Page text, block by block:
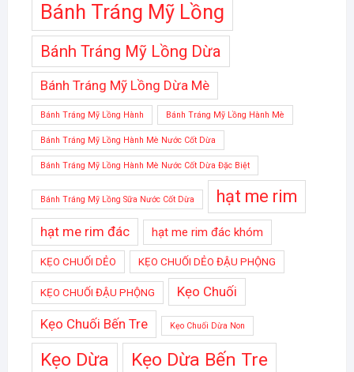
Bánh Tráng Mỹ Lồng
Bánh Tráng Mỹ Lồng Dừa
Bánh Tráng Mỹ Lồng Dừa Mè
Bánh Tráng Mỹ Lồng Hành Bánh Tráng Mỹ Lồng Hành Mè
Bánh Tráng Mỹ Lồng Hành Mè Nước Cốt Dừa
Bánh Tráng Mỹ Lồng Hành Mè Nước Cốt Dừa Đặc Biệt
Bánh Tráng Mỹ Lồng Sữa Nước Cốt Dừa hạt me rim
hạt me rim đác hạt me rim đác khóm
KẸO CHUỐI DẺO KẸO CHUỐI DẺO ĐẬU PHỘNG
KẸO CHUỐI ĐẬU PHỘNG Kẹo Chuối
Kẹo Chuối Bến Tre Kẹo Chuối Dừa Non
Kẹo Dừa Kẹo Dừa Bến Tre